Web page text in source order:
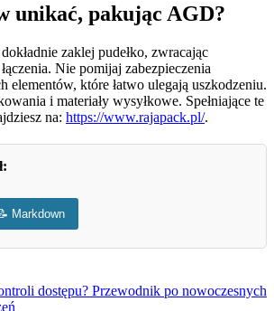
unikać, pakując AGD?
zaklej pudełko, zwracając
Nie pomijaj zabezpieczenia
elementów, które łatwo ulegają uszkodzeniu.
i materiały wysyłkowe. Spełniające te
na: https://www.rajapack.pl/.
Markdown
dostępu? Przewodnik po nowoczesnych